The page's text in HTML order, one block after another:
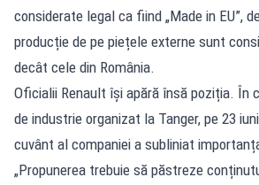
considerate legal ca fiind „Made in EU”,
producție de pe piețele externe sunt
decât cele din România.
Oficialii Renault își apără însă poziția. În
de industrie organizat la Tanger, pe 23
cuvânt al companiei a subliniat
„Propunerea trebuie să păstreze